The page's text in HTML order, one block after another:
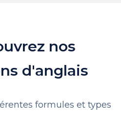
nos
d'anglais
formules et types